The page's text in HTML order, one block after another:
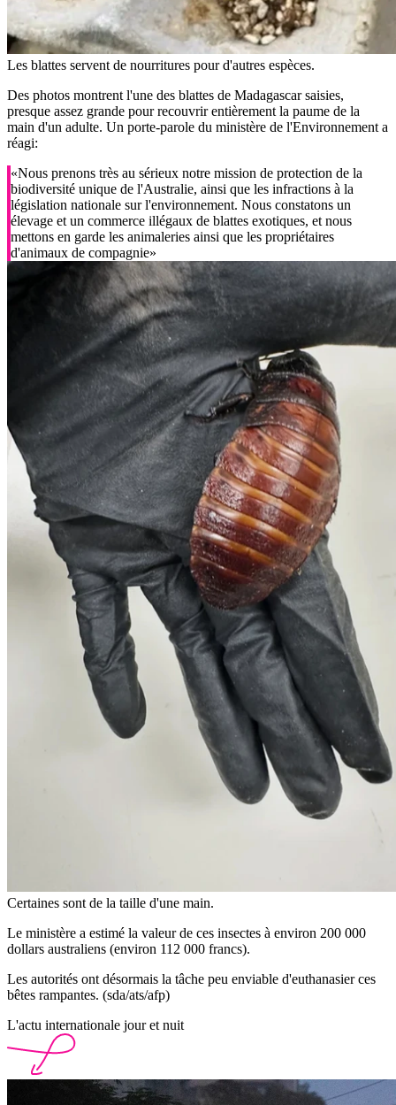
Les blattes servent de nourritures pour d'autres espèces.
Des photos montrent l'une des blattes de Madagascar saisies,
presque assez grande pour recouvrir entièrement la paume de la
main d'un adulte. Un porte-parole du ministère de l'Environnement a
réagi:
«Nous prenons très au sérieux notre mission de protection de la
biodiversité unique de l'Australie, ainsi que les infractions à la
législation nationale sur l'environnement. Nous constatons un
élevage et un commerce illégaux de blattes exotiques, et nous
mettons en garde les animaleries ainsi que les propriétaires
d'animaux de compagnie»
Certaines sont de la taille d'une main.
Le ministère a estimé la valeur de ces insectes à environ 200 000
dollars australiens (environ 112 000 francs).
Les autorités ont désormais la tâche peu enviable d'euthanasier ces
bêtes rampantes. (sda/ats/afp)
L'actu internationale jour et nuit